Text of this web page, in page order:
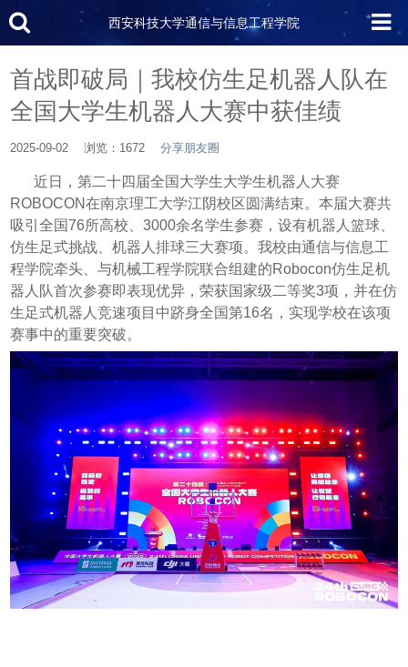
西安科技大学通信与信息工程学院
首战即破局｜我校仿生足机器人队在
全国大学生机器人大赛中获佳绩
2025-09-02 浏览：1672 分享朋友圈
近日，第二十四届全国大学生大学生机器人大赛
ROBOCON在南京理工大学江阴校区圆满结束。本届大赛共
吸引全国76所高校、3000余名学生参赛，设有机器人篮球、
仿生足式挑战、机器人排球三大赛项。我校由通信与信息工
程学院牵头、与机械工程学院联合组建的Robocon仿生足机
器人队首次参赛即表现优异，荣获国家级二等奖3项，并在仿
生足式机器人竞速项目中跻身全国第16名，实现学校在该项
赛事中的重要突破。